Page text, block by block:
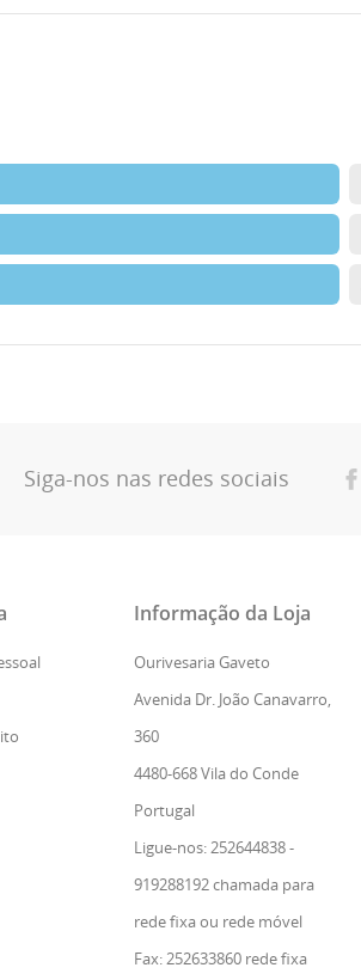
Siga-nos nas redes sociais
Informação da Loja
Ourivesaria Gaveto
Avenida Dr. João Canavarro,
360
4480-668 Vila do Conde
Portugal
Ligue-nos: 252644838 -
919288192 chamada para
rede fixa ou rede móvel
Fax:252633860 rede fixa